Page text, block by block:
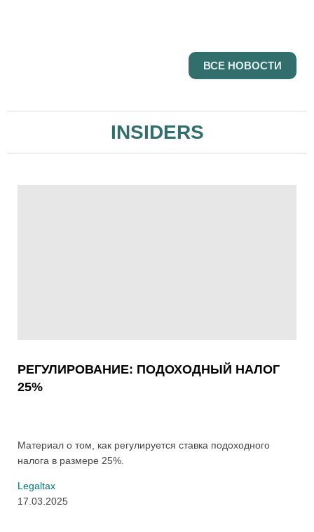
ВСЕ НОВОСТИ
INSIDERS
РЕГУЛИРОВАНИЕ: ПОДОХОДНЫЙ НАЛОГ
25%
Материал о том, как регулируется ставка подоходного
налога в размере 25%.
Legaltax
17.03.2025